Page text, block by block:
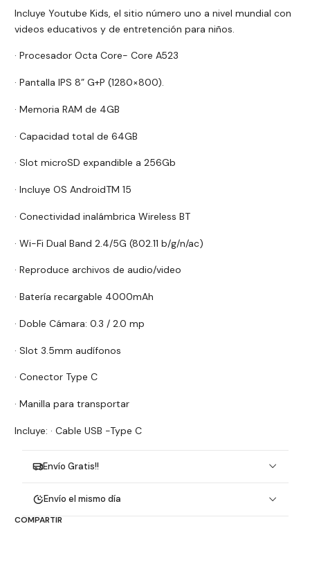
Incluye Youtube Kids, el sitio número uno a nivel mundial con
videos educativos y de entretención para niños.
· Procesador Octa Core- Core A523
· Pantalla IPS 8” G+P (1280×800).
· Memoria RAM de 4GB
· Capacidad total de 64GB
· Slot microSD expandible a 256Gb
· Incluye OS AndroidTM 15
· Conectividad inalámbrica Wireless BT
· Wi-Fi Dual Band 2.4/5G (802.11 b/g/n/ac)
· Reproduce archivos de audio/video
· Batería recargable 4000mAh
· Doble Cámara: 0.3 / 2.0 mp
· Slot 3.5mm audífonos
· Conector Type C
· Manilla para transportar
Incluye: · Cable USB -Type C
Envío Gratis!!
Envío el mismo día
COMPARTIR